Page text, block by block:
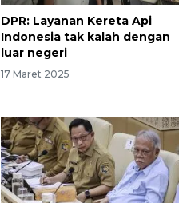
DPR: Layanan Kereta Api
Indonesia tak kalah dengan
luar negeri
17 Maret 2025